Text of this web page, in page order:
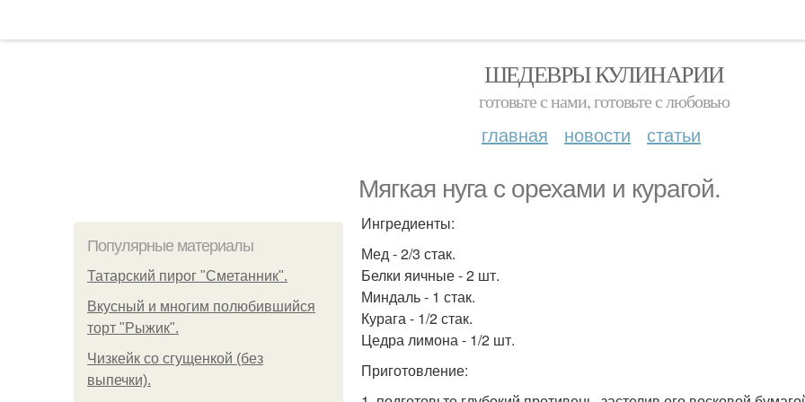
ШЕДЕВРЫ КУЛИНАРИИ
готовьте с нами, готовьте с любовью
главная новости статьи
Мягкая нуга с орехами и курагой.
Популярные материалы
Татарский пирог "Сметанник".
Вкусный и многим полюбившийся
торт "Рыжик".
Чизкейк со сгущенкой (без
выпечки).
Ингредиенты:
Мед - 2/3 стак.
Белки яичные - 2 шт.
Миндаль - 1 стак.
Курага - 1/2 стак.
Цедра лимона - 1/2 шт.
Приготовление: